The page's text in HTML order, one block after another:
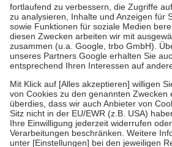
Einnehmen
50 ml
Tropfen zum Einnehmen
-35% AVP: 12,95 €
169,00 € / 1 l
sofort lieferbar
In den Warenkorb